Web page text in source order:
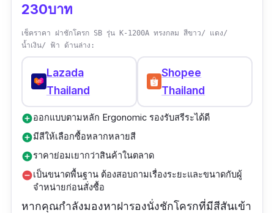
230บาท
เช็คราคา ฝาชักโครก SB รุ่น K-1200A ทรงกลม สีขาว/ แดง/
น้ำเงิน/ ฟ้า ด้านล่าง:
Lazada
Thailand
Shopee
Thailand
add_circleออกแบบตามหลัก Ergonomic รองรับสรีระได้ดี
add_circleมีสีให้เลือกซื้อหลากหลายสี
add_circleราคาย่อมเยากว่าสินค้าในตลาด
remove_circleเป็นขนาดพื้นฐาน ต้องสอบถามเรื่องระยะและขนาดกับผู้
จำหน่ายก่อนสั่งซื้อ
หากคุณกำลังมองหาฝารองนั่งชักโครกที่มีสีสันเข้า